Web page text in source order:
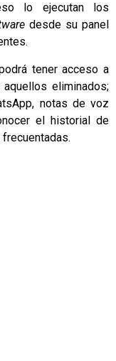
lo ejecutan los
desde su panel
tener acceso a
eliminados;
notas de voz
el historial de